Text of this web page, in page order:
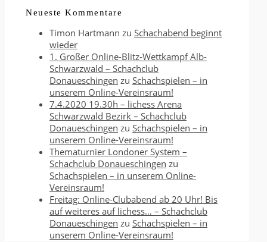
Neueste Kommentare
Timon Hartmann zu Schachabend beginnt
wieder
1. Großer Online-Blitz-Wettkampf Alb-
Schwarzwald – Schachclub
Donaueschingen zu Schachspielen – in
unserem Online-Vereinsraum!
7.4.2020 19.30h – lichess Arena
Schwarzwald Bezirk – Schachclub
Donaueschingen zu Schachspielen – in
unserem Online-Vereinsraum!
Thematurnier Londoner System –
Schachclub Donaueschingen zu
Schachspielen – in unserem Online-
Vereinsraum!
Freitag: Online-Clubabend ab 20 Uhr! Bis
auf weiteres auf lichess… – Schachclub
Donaueschingen zu Schachspielen – in
unserem Online-Vereinsraum!